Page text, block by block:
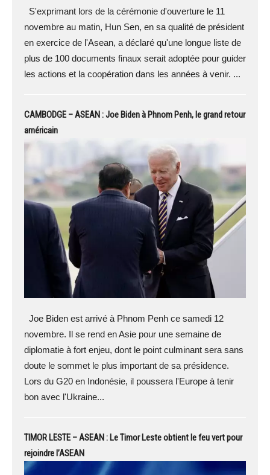
S'exprimant lors de la cérémonie d'ouverture le 11
novembre au matin, Hun Sen, en sa qualité de président
en exercice de l'Asean, a déclaré qu'une longue liste de
plus de 100 documents finaux serait adoptée pour guider
les actions et la coopération dans les années à venir. ...
CAMBODGE – ASEAN : Joe Biden à Phnom Penh, le grand retour
américain
Joe Biden est arrivé à Phnom Penh ce samedi 12
novembre. Il se rend en Asie pour une semaine de
diplomatie à fort enjeu, dont le point culminant sera sans
doute le sommet le plus important de sa présidence.
Lors du G20 en Indonésie, il poussera l'Europe à tenir
bon avec l'Ukraine...
TIMOR LESTE – ASEAN : Le Timor Leste obtient le feu vert pour
rejoindre l’ASEAN